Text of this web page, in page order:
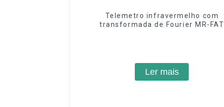
Telemetro infravermelho com
transformada de Fourier MR-FAT
Ler mais